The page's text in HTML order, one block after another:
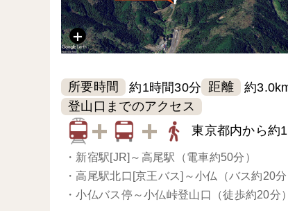
所要時間 約1時間30分 距離
約
登山口までのアクセス
東京都内から約
・ 新宿駅[JR]～高尾駅（電車約50分）
・高尾駅北口[京王バス]～小仏（バス約20分
・小仏バス停～小仏峠登山口（徒歩約20分）